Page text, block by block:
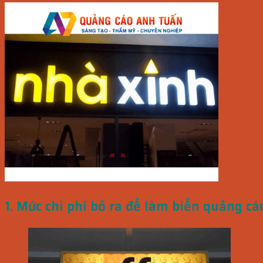
1. Mức chi phí bỏ ra để làm biển quảng